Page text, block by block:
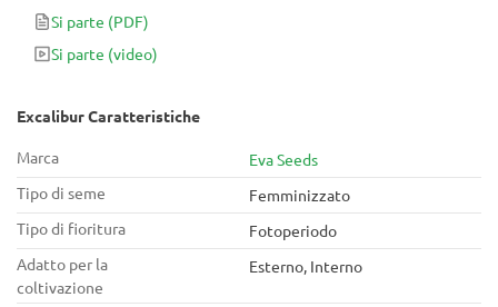
ricevuto numerosi riconoscimenti in varie competizioni
cannabiche (Canarias e Spanabis Summer 2013
rispettivamente alla sezione Hash Cup e Interior Bio).
Si parte (PDF)
Si parte (video)
Excalibur Caratteristiche
Marca
Eva Seeds
Tipo di seme
Femminizzato
Tipo di fioritura
Fotoperiodo
Adatto per la
coltivazione
Esterno, Interno